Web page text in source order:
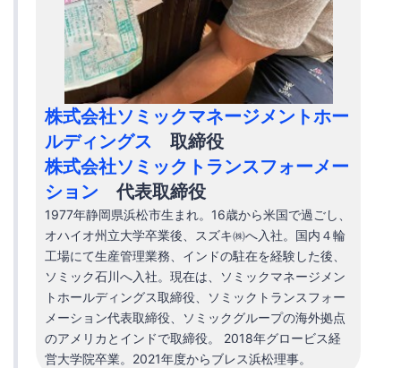
株式会社ソミックマネージメントホー
ルディングス 取締役
株式会社ソミックトランスフォーメー
ション 代表取締役
1977年静岡県浜松市生まれ。16歳から米国で過ごし、
オハイオ州立大学卒業後、スズキ㈱へ入社。国内４輪
工場にて生産管理業務、インドの駐在を経験した後、
ソミック石川へ入社。現在は、ソミックマネージメン
トホールディングス取締役、ソミックトランスフォー
メーション代表取締役、ソミックグループの海外拠点
のアメリカとインドで取締役。 2018年グロービス経
営大学院卒業。2021年度からブレス浜松理事。